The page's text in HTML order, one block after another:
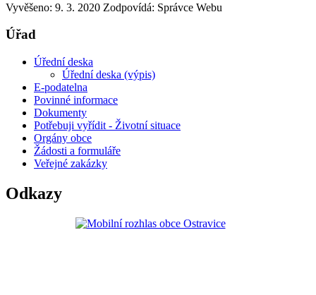
Vyvěšeno: 9. 3. 2020 Zodpovídá: Správce Webu
Úřad
Úřední deska
Úřední deska (výpis)
E-podatelna
Povinné informace
Dokumenty
Potřebuji vyřídit - Životní situace
Orgány obce
Žádosti a formuláře
Veřejné zakázky
Odkazy